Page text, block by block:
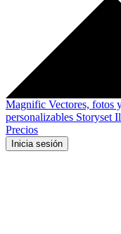
Magnific Vectores, fotos
personalizables Storyset
Precios
Inicia sesión